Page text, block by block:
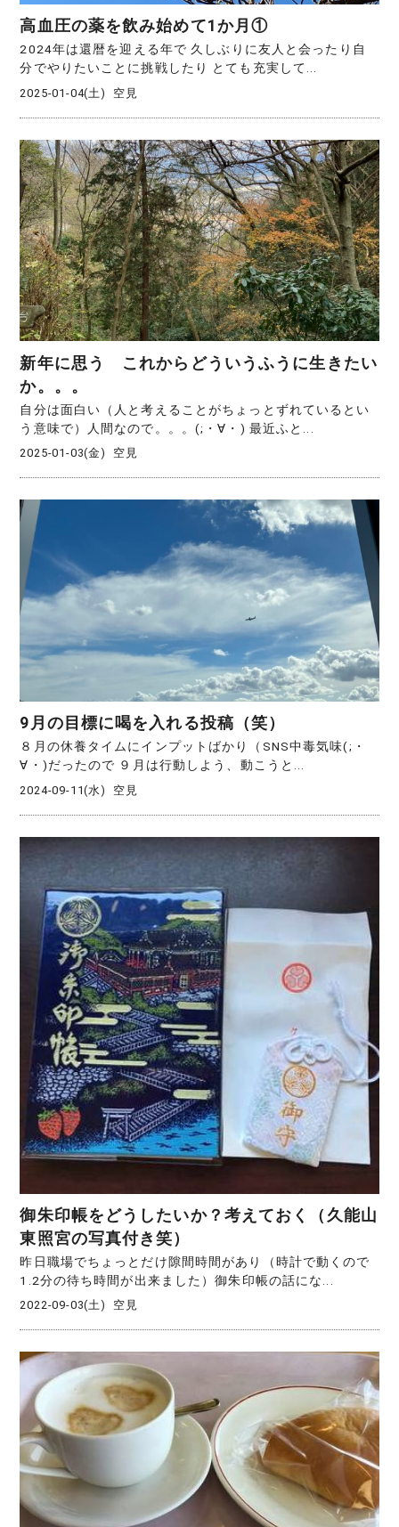
高血圧の薬を飲み始めて1か月①
2024年は還暦を迎える年で 久しぶりに友人と会ったり自
分でやりたいことに挑戦したり とても充実して...
2025-01-04(土) 空見
新年に思う これからどういうふうに生きたい
か。。。
自分は面白い（人と考えることがちょっとずれているとい
う意味で）人間なので。。。(;・∀・) 最近ふと...
2025-01-03(金) 空見
9月の目標に喝を入れる投稿（笑）
８月の休養タイムにインプットばかり（SNS中毒気味(;・
∀・)だったので ９月は行動しよう、動こうと...
2024-09-11(水) 空見
御朱印帳をどうしたいか？考えておく（久能山
東照宮の写真付き笑）
昨日職場でちょっとだけ隙間時間があり（時計で動くので
1.2分の待ち時間が出来ました）御朱印帳の話にな...
2022-09-03(土) 空見